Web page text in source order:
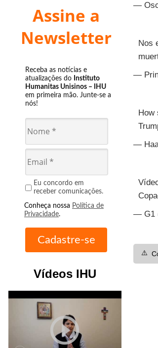
Assine a
Newsletter
Receba as notícias e
atualizações do Instituto
Humanitas Unisinos – IHU
em primeira mão. Junte-se a
nós!
Eu concordo em
receber comunicações.
Conheça nossa Política de
Privacidade.
Vídeos IHU
play_circle_outline
—
Nos
—
How
—
— G1
⚠️